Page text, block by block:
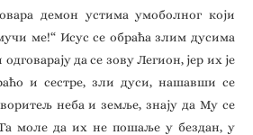
демон устима умоболног који
ме!“ Исус се обраћа злим дусима
да се зову Легион, јер их је
и сестре, зли дуси, нашавши се
неба и земље, знају да Му се
моле да их не пошаље у бездан, у